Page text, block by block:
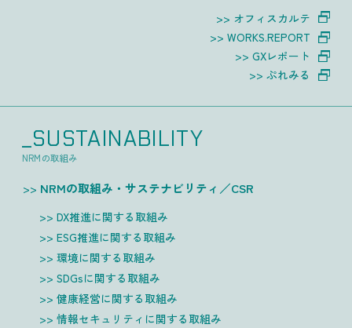
オフィスカルテ
WORKS.REPORT
GXレポート
ぷれみる
_SUSTAINABILITY
NRMの取組み
NRMの取組み・サステナビリティ／CSR
DX推進に関する取組み
ESG推進に関する取組み
環境に関する取組み
SDGsに関する取組み
健康経営に関する取組み
情報セキュリティに関する取組み